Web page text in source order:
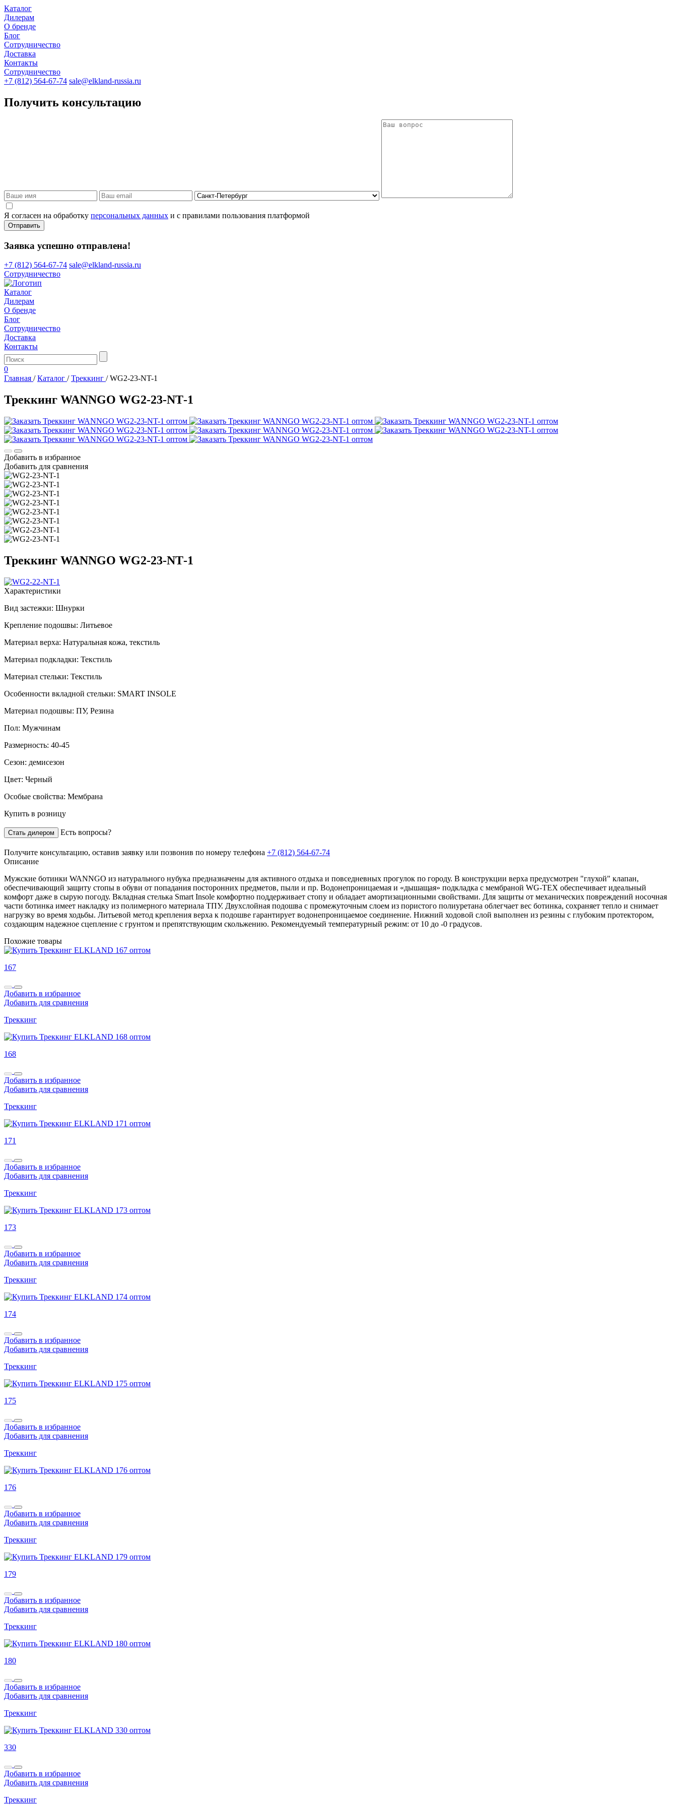
Каталог
Дилерам
О бренде
Блог
Сотрудничество
Доставка
Контакты
Сотрудничество
+7 (812) 564-67-74 sale@elkland-russia.ru
Получить консультацию
Я согласен на обработку персональных данных и с правилами пользования платформой
Отправить
Заявка успешно отправлена!
+7 (812) 564-67-74 sale@elkland-russia.ru
Сотрудничество
Каталог
Дилерам
О бренде
Блог
Сотрудничество
Доставка
Контакты
0
Главная / Каталог / Треккинг / WG2-23-NT-1
Треккинг WANNGO WG2‑23‑NT‑1
Добавить в избранное
Добавить для сравнения
Треккинг WANNGO WG2‑23‑NT‑1
Характеристики
Вид застежки: Шнурки
Крепление подошвы: Литьевое
Материал верха: Натуральная кожа, текстиль
Материал подкладки: Текстиль
Материал стельки: Текстиль
Особенности вкладной стельки: SMART INSOLE
Материал подошвы: ПУ, Резина
Пол: Мужчинам
Размерность: 40-45
Сезон: демисезон
Цвет: Черный
Особые свойства: Мембрана
Купить в розницу
Стать дилером Есть вопросы?
Получите консультацию, оставив заявку или позвонив по номеру телефона +7 (812) 564-67-74
Описание
Мужские ботинки WANNGO из натурального нубука предназначены для активного отдыха и повседневных прогулок по городу. В конструкции верха предусмотрен "глухой" клапан,
обеспечивающий защиту стопы в обуви от попадания посторонних предметов, пыли и пр. Водонепроницаемая и «дышащая» подкладка с мембраной WG-TEX обеспечивает идеальный
комфорт даже в сырую погоду. Вкладная стелька Smart Insole комфортно поддерживает стопу и обладает амортизационными свойствами. Для защиты от механических повреждений носочная
части ботинка имеет накладку из полимерного материала ТПУ. Двухслойная подошва с промежуточным слоем из пористого полиуретана облегчает вес ботинка, сохраняет тепло и снимает
нагрузку во время ходьбы. Литьевой метод крепления верха к подошве гарантирует водонепроницаемое соединение. Нижний ходовой слой выполнен из резины с глубоким протектором,
создающим надежное сцепление с грунтом и препятствующим скольжению. Рекомендуемый температурный режим: от 10 до -0 градусов.
Похожие товары
167
Добавить в избранное
Добавить для сравнения
Треккинг
168
Добавить в избранное
Добавить для сравнения
Треккинг
171
Добавить в избранное
Добавить для сравнения
Треккинг
173
Добавить в избранное
Добавить для сравнения
Треккинг
174
Добавить в избранное
Добавить для сравнения
Треккинг
175
Добавить в избранное
Добавить для сравнения
Треккинг
176
Добавить в избранное
Добавить для сравнения
Треккинг
179
Добавить в избранное
Добавить для сравнения
Треккинг
180
Добавить в избранное
Добавить для сравнения
Треккинг
330
Добавить в избранное
Добавить для сравнения
Треккинг